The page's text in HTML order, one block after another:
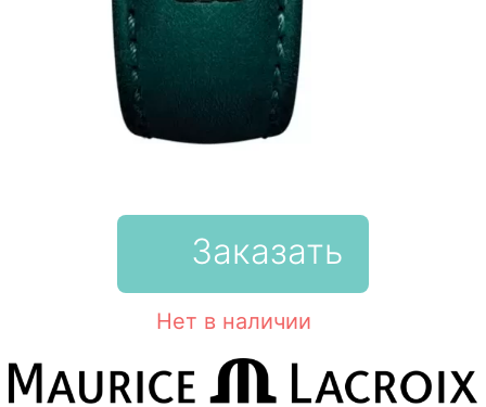
Заказать
Нет в наличии